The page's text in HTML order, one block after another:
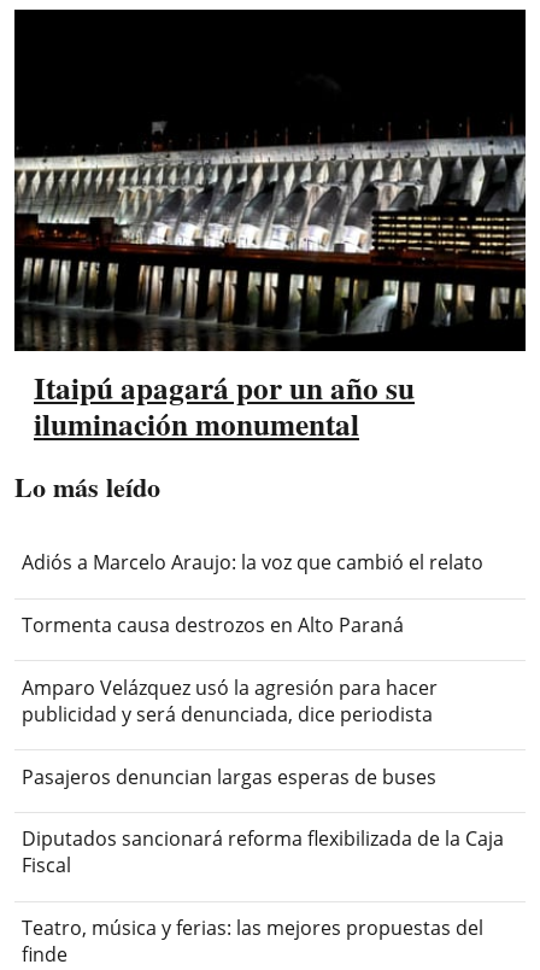
Itaipú apagará por un año su
iluminación monumental
Lo más leído
Adiós a Marcelo Araujo: la voz que cambió el relato
Tormenta causa destrozos en Alto Paraná
Amparo Velázquez usó la agresión para hacer
publicidad y será denunciada, dice periodista
Pasajeros denuncian largas esperas de buses
Diputados sancionará reforma flexibilizada de la Caja
Fiscal
Teatro, música y ferias: las mejores propuestas del
finde